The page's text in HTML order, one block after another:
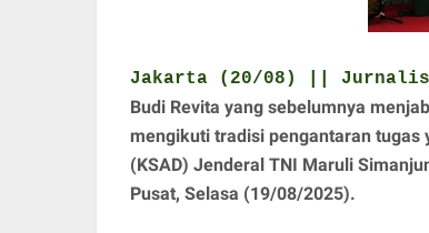
Jakarta (20/08) ||
Budi Revita yang sebelumnya
mengikuti tradisi pengantaran tugas
(KSAD) Jenderal TNI Maruli
Pusat, Selasa (19/08/2025).